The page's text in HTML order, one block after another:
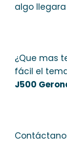
algo
¿Que mas
fácil el
J500